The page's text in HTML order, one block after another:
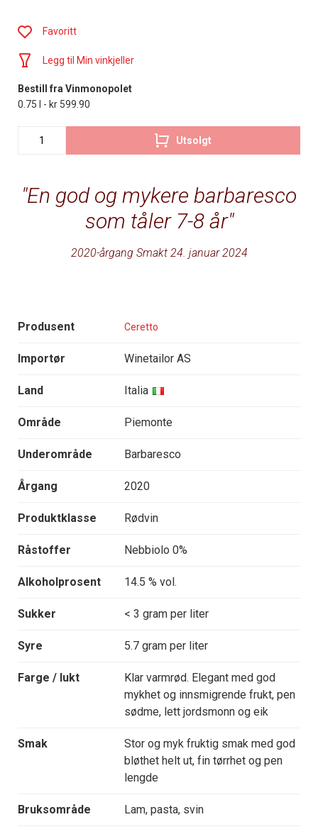
En god og mykere barbaresco
som tåler 7-8 år
2020-årgang Smakt 24. januar 2024
Produsent Ceretto
Importør Winetailor AS
Land Italia
Område Piemonte
Underområde Barbaresco
Årgang 2020
Produktklasse Rødvin
Råstoffer Nebbiolo 0%
Alkoholprosent 14.5 % vol.
Sukker < 3 gram per liter
Syre 5.7 gram per liter
Farge / lukt
Klar varmrød. Elegant med god
mykhet og innsmigrende frukt, pen
sødme, lett jordsmonn og eik
Smak
Stor og myk fruktig smak med god
bløthet helt ut, fin tørrhet og pen
lengde
Bruksområde Lam, pasta, svin
Favoritt
Legg til Min vinkjeller
Bestill fra Vinmonopolet
0.75 l - kr 599.90
Utsolgt